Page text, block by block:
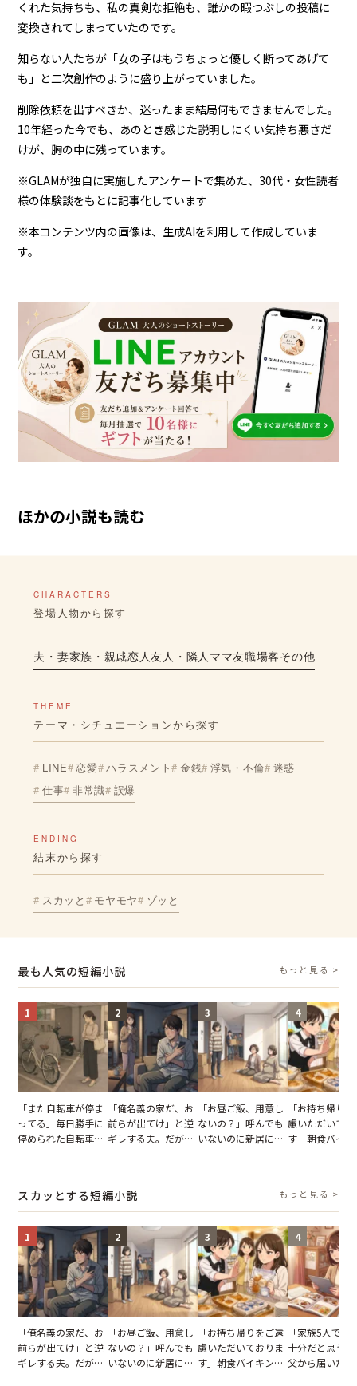
くれた気持ちも、私の真剣な拒絶も、誰かの暇つぶしの投稿に
変換されてしまっていたのです。
知らない人たちが「女の子はもうちょっと優しく断ってあげて
も」と二次創作のように盛り上がっていました。
削除依頼を出すべきか、迷ったまま結局何もできませんでした。
10年経った今でも、あのとき感じた説明しにくい気持ち悪さだ
けが、胸の中に残っています。
※GLAMが独自に実施したアンケートで集めた、30代・女性読者
様の体験談をもとに記事化しています
※本コンテンツ内の画像は、生成AIを利用して作成していま
す。
ほかの小説も読む
CHARACTERS
登場人物から探す
夫・妻家族・親戚恋人友人・隣人 ママ友職場客その他
THEME
テーマ・シチュエーションから探す
LINE 恋愛 ハラスメント 金銭 浮気・不倫 迷惑
仕事 非常識 誤爆
ENDING
結末から探す
スカッと モヤモヤ ゾッと
最も人気の短編小説 もっと見る >
1
「また自転車が停ま
ってる」毎日勝手に
停められた自転車。
2
「俺名義の家だ、お
前らが出てけ」と逆
ギレする夫。だが、
3
「お昼ご飯、用意し
ないの？」呼んでも
いないのに新居にあ
4
「お持ち帰り
慮いただいて
す」朝食バイ
が一変
スカッとする短編小説 もっと見る >
1
「俺名義の家だ、お
前らが出てけ」と逆
ギレする夫。だが、
2
「お昼ご飯、用意し
ないの？」呼んでも
いないのに新居にあ
3
「お持ち帰りをご遠
慮いただいておりま
す」朝食バイキング
4
「家族5人で3
十分だと思う
父から届いたご